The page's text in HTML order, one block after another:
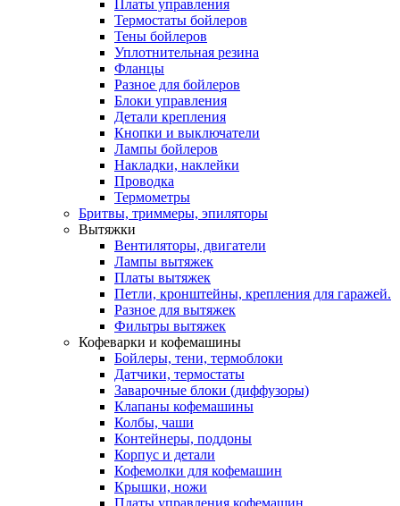
Платы управления
Термостаты бойлеров
Тены бойлеров
Уплотнительная резина
Фланцы
Разное для бойлеров
Блоки управления
Детали крепления
Кнопки и выключатели
Лампы бойлеров
Накладки, наклейки
Проводка
Термометры
Бритвы, триммеры, эпиляторы
Вытяжки
Вентиляторы, двигатели
Лампы вытяжек
Платы вытяжек
Петли, кронштейны, крепления для гаражей.
Разное для вытяжек
Фильтры вытяжек
Кофеварки и кофемашины
Бойлеры, тени, термоблоки
Датчики, термостаты
Заварочные блоки (диффузоры)
Клапаны кофемашины
Колбы, чаши
Контейнеры, поддоны
Корпус и детали
Кофемолки для кофемашин
Крышки, ножи
Платы управления кофемашин